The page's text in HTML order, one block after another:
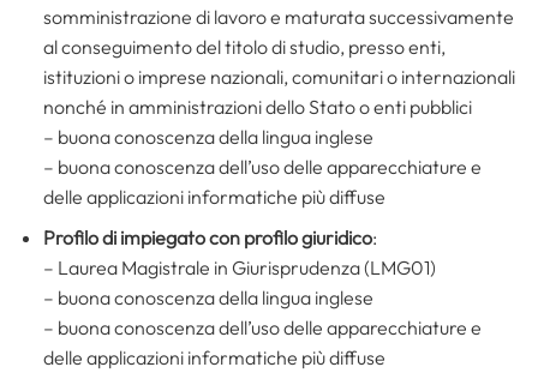
somministrazione di lavoro e maturata successivamente
al conseguimento del titolo di studio, presso enti,
istituzioni o imprese nazionali, comunitari o internazionali
nonché in amministrazioni dello Stato o enti pubblici
– buona conoscenza della lingua inglese
– buona conoscenza dell’uso delle apparecchiature e
delle applicazioni informatiche più diffuse
Profilo di impiegato con profilo giuridico:
– Laurea Magistrale in Giurisprudenza (LMG01)
– buona conoscenza della lingua inglese
– buona conoscenza dell’uso delle apparecchiature e
delle applicazioni informatiche più diffuse